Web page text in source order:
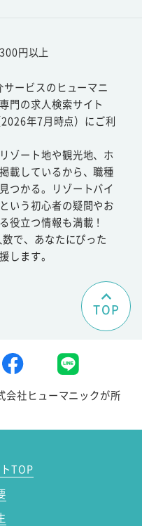
円以上
ービスのヒューマニ
門の求人検索サイト
年7月時点）にご利
ゾート地や観光地、ホ
載しているから、職種
つかる。リゾートバイ
いう初心者の疑問やお
役立つ情報も満載！
で、あなたにぴった
します。
TOP
会社ヒューマニックが所
TOP